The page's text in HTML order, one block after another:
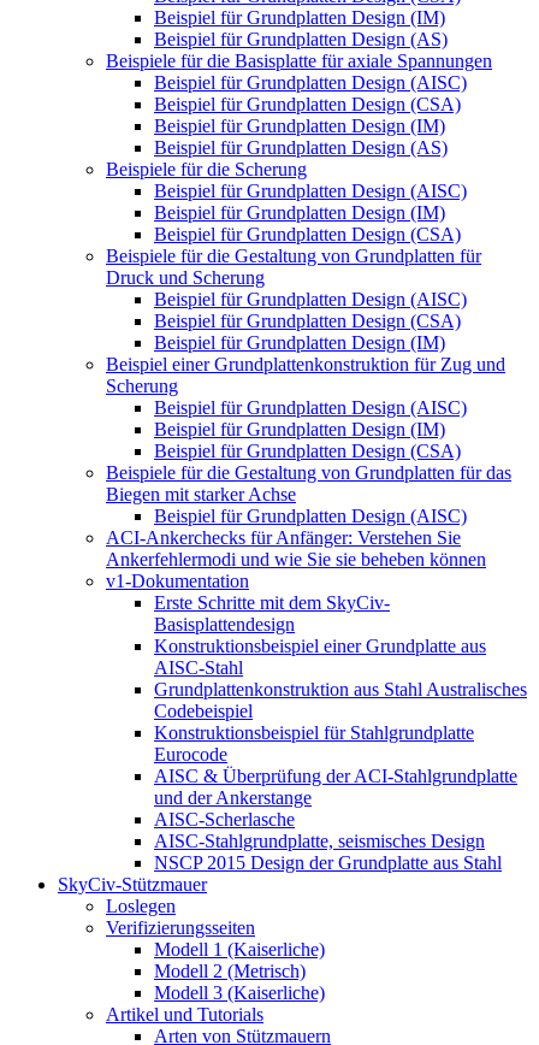
Beispiel für Grundplatten Design (IM)
Beispiel für Grundplatten Design (AS)
Beispiele für die Basisplatte für axiale Spannungen
Beispiel für Grundplatten Design (AISC)
Beispiel für Grundplatten Design (CSA)
Beispiel für Grundplatten Design (IM)
Beispiel für Grundplatten Design (AS)
Beispiele für die Scherung
Beispiel für Grundplatten Design (AISC)
Beispiel für Grundplatten Design (IM)
Beispiel für Grundplatten Design (CSA)
Beispiele für die Gestaltung von Grundplatten für
Druck und Scherung
Beispiel für Grundplatten Design (AISC)
Beispiel für Grundplatten Design (CSA)
Beispiel für Grundplatten Design (IM)
Beispiel einer Grundplattenkonstruktion für Zug und
Scherung
Beispiel für Grundplatten Design (AISC)
Beispiel für Grundplatten Design (IM)
Beispiel für Grundplatten Design (CSA)
Beispiele für die Gestaltung von Grundplatten für das
Biegen mit starker Achse
Beispiel für Grundplatten Design (AISC)
ACI-Ankerchecks für Anfänger: Verstehen Sie
Ankerfehlermodi und wie Sie sie beheben können
v1-Dokumentation
Erste Schritte mit dem SkyCiv-
Basisplattendesign
Konstruktionsbeispiel einer Grundplatte aus
AISC-Stahl
Grundplattenkonstruktion aus Stahl Australisches
Codebeispiel
Konstruktionsbeispiel für Stahlgrundplatte
Eurocode
AISC & Überprüfung der ACI-Stahlgrundplatte
und der Ankerstange
AISC-Scherlasche
AISC-Stahlgrundplatte, seismisches Design
NSCP 2015 Design der Grundplatte aus Stahl
SkyCiv-Stützmauer
Loslegen
Verifizierungsseiten
Modell 1 (Kaiserliche)
Modell 2 (Metrisch)
Modell 3 (Kaiserliche)
Artikel und Tutorials
Arten von Stützmauern